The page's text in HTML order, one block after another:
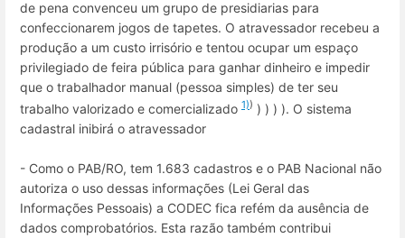
de pena convenceu um grupo de presidiarias para
confeccionarem jogos de tapetes. O atravessador recebeu a
produção a um custo irrisório e tentou ocupar um espaço
privilegiado de feira pública para ganhar dinheiro e impedir
que o trabalhador manual (pessoa simples) de ter seu
trabalho valorizado e comercializado 1)) ) ) ) ). O sistema
cadastral inibirá o atravessador
- Como o PAB/RO, tem 1.683 cadastros e o PAB Nacional não
autoriza o uso dessas informações (Lei Geral das
Informações Pessoais) a CODEC fica refém da ausência de
dados comprobatórios. Esta razão também contribui